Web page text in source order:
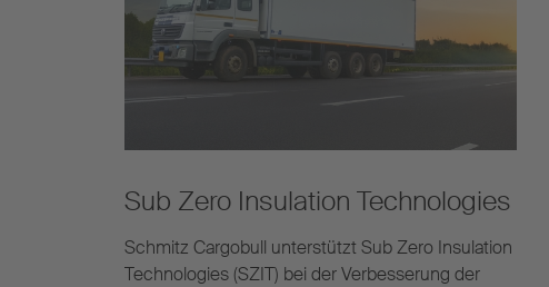
Sub Zero Insulation Technologies​
Schmitz Cargobull unterstützt Sub Zero Insulation
Technologies (SZIT) bei der Verbesserung der